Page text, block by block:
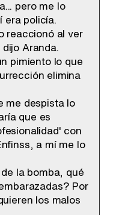
pero me lo
era policía.
reaccionó al ver
Aranda.
pimiento lo que
elimina
me despista lo
que es
con
a mí me lo
la bomba, qué
Por
los malos